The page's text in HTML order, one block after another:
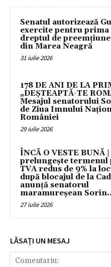
Senatul autorizează
exercite pentru prima
dreptul de preemțiune
din Marea Neagră
31 iulie 2026
178 DE ANI DE LA
„DEȘTEAPTĂ-TE
Mesajul senatorului
de Ziua Imnului
României
29 iulie 2026
ÎNCĂ O VESTE BUNĂ
prelungește termenul
TVA redus de 9% la
după blocajul de la
anunță senatorul
maramureșean
27 iulie 2026
LĂSAȚI UN MESAJ